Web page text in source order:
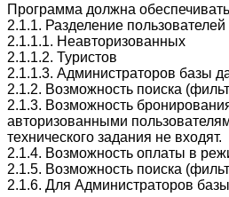
Программа должна
2.1.1. Разделение
2.1.1.1. Неавторизованных
2.1.1.2. Туристов
2.1.1.3. Администраторов базы
2.1.2. Возможность поиска
2.1.3. Возможность
авторизованными
технического задания не входят.
2.1.4. Возможность оплаты в
2.1.5. Возможность поиска
2.1.6. Для Администраторов